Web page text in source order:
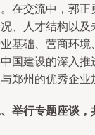
在交流中，郭正
、人才结构以及
基础、营商环境
国建设的深入推
郑州的优秀企业
举行专题座谈，